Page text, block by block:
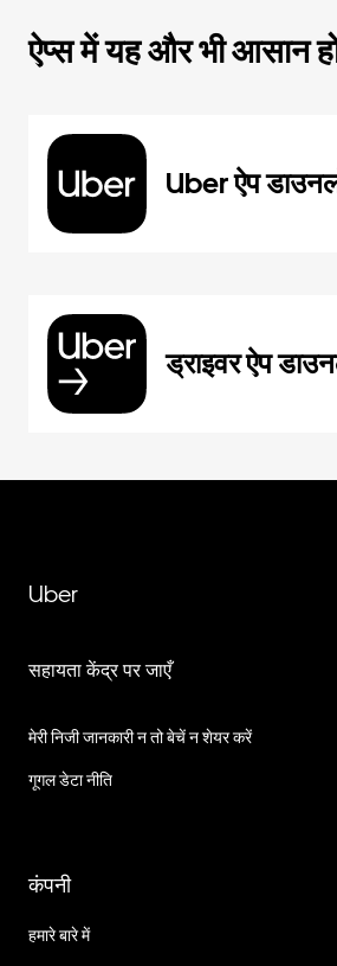
ऐप्स में यह और भी आसान
Uber ऐप
ड्राइवर ऐप
Uber
सहायता केंद्र पर जाएँ
मेरी निजी जानकारी न तो बेचें न शेयर करें
गूगल डेटा नीति
कंपनी
हमारे बारे में